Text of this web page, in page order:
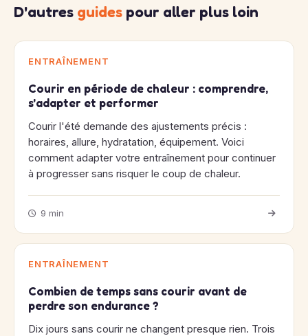
D'autres guides pour aller plus loin
ENTRAÎNEMENT
Courir en période de chaleur : comprendre,
s'adapter et performer
Courir l'été demande des ajustements précis :
horaires, allure, hydratation, équipement. Voici
comment adapter votre entraînement pour continuer
à progresser sans risquer le coup de chaleur.
9 min
ENTRAÎNEMENT
Combien de temps sans courir avant de
perdre son endurance ?
Dix jours sans courir ne changent presque rien. Trois